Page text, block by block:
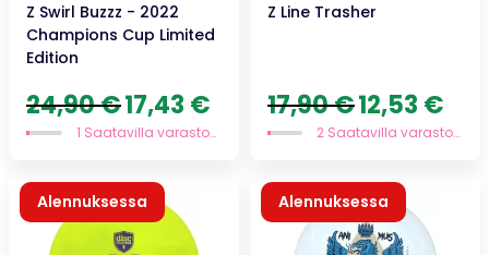
Z Swirl Buzzz - 2022
Champions Cup Limited
Edition
24,90€ Alkuperäinen
hinta
oli:
17,43 € Nykyinen
on:
1 Saatavilla varastossa
Z Line Trasher
17,90€ Alkuperäinen
hinta
oli:
12,53 €
on:
2 Saatavilla varastossa
Alennuksessa Alennuksessa